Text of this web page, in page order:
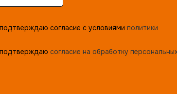
согласие с условиямиполитики
подтверждаюсогласие на обработку